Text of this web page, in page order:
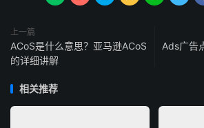
上一篇
ACoS是什么意思？亚马逊ACoS
的详细讲解
Ads广告
相关推荐